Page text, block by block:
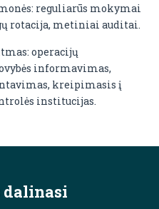
reguliarūs mokymai
rotacija, metiniai auditai.
operacijų
informavimas,
kreipimasis į
institucijas.